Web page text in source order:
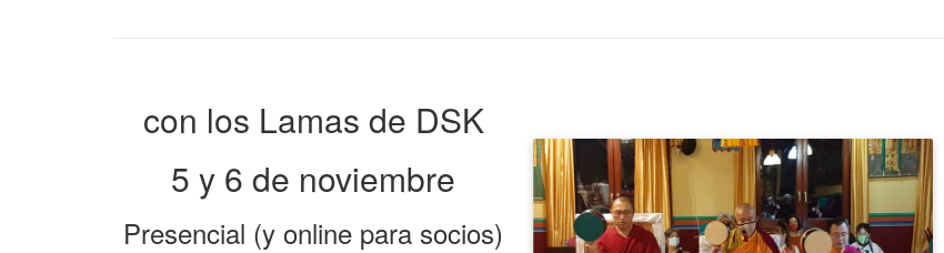
con los Lamas de DSK
5 y 6 de noviembre
Presencial (y online para socios)